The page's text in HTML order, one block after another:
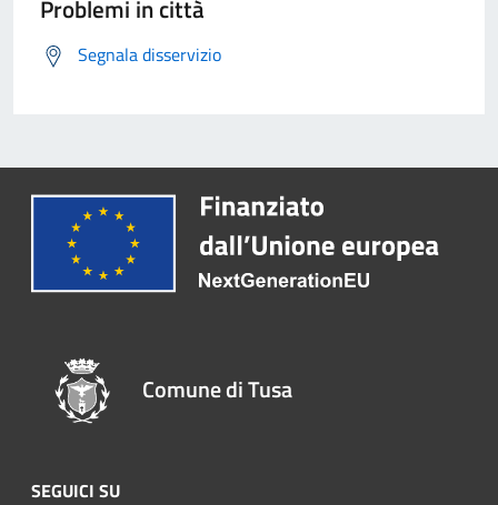
Problemi in città
Segnala disservizio
Comune di Tusa
SEGUICI SU